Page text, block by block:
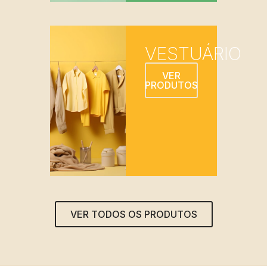
VESTUÁRIO
VER
PRODUTOS
VER TODOS OS PRODUTOS